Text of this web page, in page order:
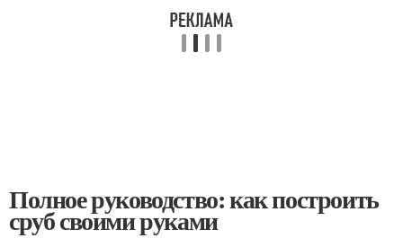
Полное руководство: как построить
сруб своими руками